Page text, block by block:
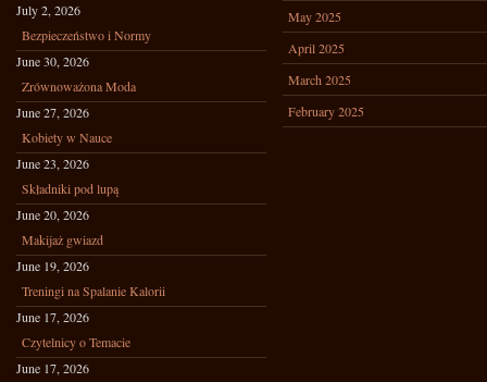
July 2, 2026
Bezpieczeństwo i Normy
June 30, 2026
Zrównoważona Moda
June 27, 2026
Kobiety w Nauce
June 23, 2026
Składniki pod lupą
June 20, 2026
Makijaż gwiazd
June 19, 2026
Treningi na Spalanie Kalorii
June 17, 2026
Czytelnicy o Temacie
June 17, 2026
May 2025
April 2025
March 2025
February 2025